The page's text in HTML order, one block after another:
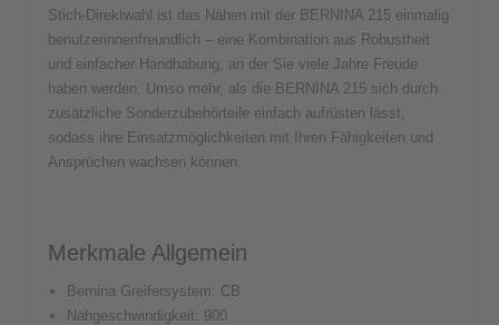
Stich-Direktwahl ist das Nähen mit der BERNINA 215 einmalig
benutzerinnenfreundlich – eine Kombination aus Robustheit
und einfacher Handhabung, an der Sie viele Jahre Freude
haben werden. Umso mehr, als die BERNINA 215 sich durch
zusätzliche Sonderzubehörteile einfach aufrüsten lässt,
sodass ihre Einsatzmöglichkeiten mit Ihren Fähigkeiten und
Ansprüchen wachsen können.
Merkmale Allgemein
Bernina Greifersystem: CB
Nähgeschwindigkeit: 900